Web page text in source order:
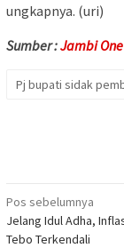
ungkapnya. (uri)
Sumber :Jambi One
Pj bupati sidak
Navigasi
pos
Pos sebelumnya
Jelang Idul Adha,
Tebo Terkendali